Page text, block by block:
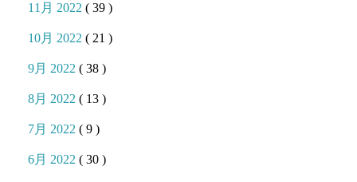
11月 2022( 39 )
10月 2022( 21 )
9月 2022( 38 )
8月 2022( 13 )
7月 2022( 9 )
6月 2022( 30 )